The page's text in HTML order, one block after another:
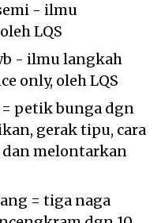
- ilmu
LQS
- ilmu langkah
only, oleh LQS
petik bunga dgn
gerak tipu, cara
melontarkan
= tiga naga